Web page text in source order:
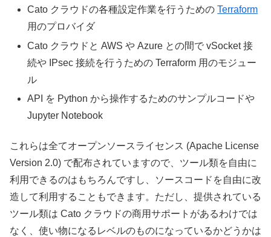
Cato クラウドの各種設定作業を行うためのTerraform
用のプロバイダ
Cato クラウドと AWS や Azure との間で vSocket 接
続や IPsec 接続を行うための Terraform 用のモジュー
ル
API を Python から操作するためのサンプルコードや
Jupyter Notebook
これらは全てオープンソースライセンス (Apache License
Version 2.0) で配布されていますので、ツール類を自由に
利用できるのはもちろんですし、ソースコードを自由に改
造して利用することもできます。ただし、提供されている
ツール類は Cato クラウドの商用サポートがあるわけでは
なく、使い物になるレベルのものになっているかどうかは